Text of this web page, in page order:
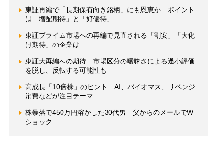
東証再編で「長期保有向き銘柄」にも恩恵か ポイント
は「増配期待」と「好優待」
東証プライム市場への再編で見直される「割安」「大化
け期待」の企業は
東証大再編への期待 市場区分の曖昧さによる過小評価
を脱し、反転する可能性も
高成長「10倍株」のヒント AI、バイオマス、リベンジ
消費などが注目テーマ
株暴落で450万円溶かした30代男 父からのメールでW
ショック